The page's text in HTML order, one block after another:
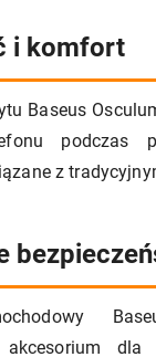
i komfort
Baseus
podczas
z
akcesorium dla